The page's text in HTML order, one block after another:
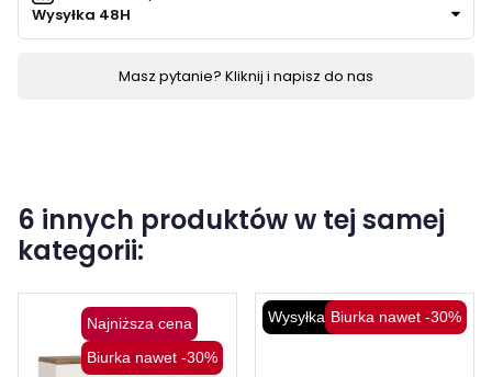
Wysyłka 48H
Masz pytanie? Kliknij i napisz do nas
6 innych produktów w tej samej
kategorii:
Najniższa cena
Biurka nawet -30%
Wysyłka 48HBiurka nawet -30%